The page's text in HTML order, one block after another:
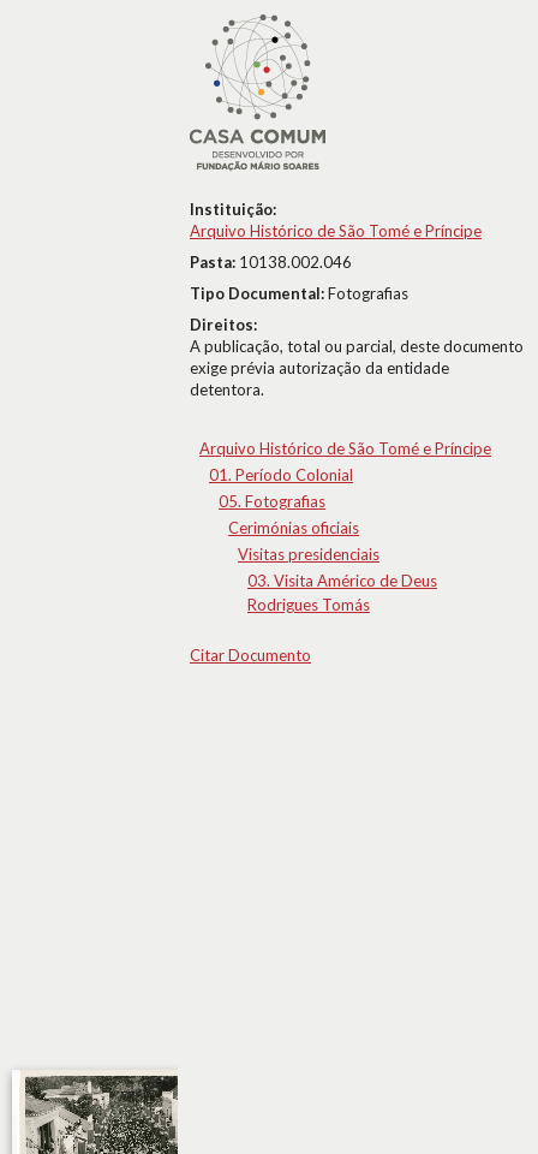
Instituição:
Arquivo Histórico de São Tomé e Príncipe
Pasta: 10138.002.046
Tipo Documental:Fotografias
Direitos:
A publicação, total ou parcial, deste documento
exige prévia autorização da entidade
detentora.
Arquivo Histórico de São Tomé e Príncipe
01. Período Colonial
05. Fotografias
Cerimónias oficiais
Visitas presidenciais
03. Visita Américo de Deus
Rodrigues Tomás
Citar Documento